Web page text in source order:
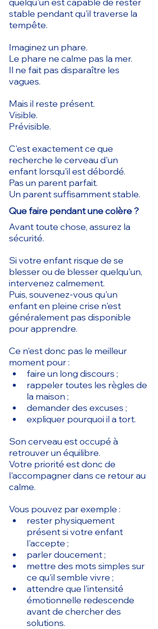
stable pendant qu'il traverse la
tempête.
Imaginez un phare.
Le phare ne calme pas la mer.
Il ne fait pas disparaître les
vagues.
Mais il reste présent.
Visible.
Prévisible.
C'est exactement ce que
recherche le cerveau d'un
enfant lorsqu'il est débordé.
Pas un parent parfait.
Un parent suffisamment stable.
Que faire pendant une colère ?
Avant toute chose, assurez la
sécurité.
Si votre enfant risque de se
blesser ou de blesser quelqu'un,
intervenez calmement.
Puis, souvenez-vous qu'un
enfant en pleine crise n'est
généralement pas disponible
pour apprendre.
Ce n'est donc pas le meilleur
moment pour :
faire un long discours ;
rappeler toutes les règles de
la maison ;
demander des excuses ;
expliquer pourquoi il a tort.
Son cerveau est occupé à
retrouver un équilibre.
Votre priorité est donc de
l'accompagner dans ce retour au
calme.
Vous pouvez par exemple :
rester physiquement
présent si votre enfant
l'accepte ;
parler doucement ;
mettre des mots simples sur
ce qu'il semble vivre ;
attendre que l'intensité
émotionnelle redescende
avant de chercher des
solutions.